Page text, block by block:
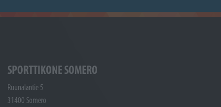
SPORTTIKONE SOMERO
Ruunalantie 5
31400 Somero